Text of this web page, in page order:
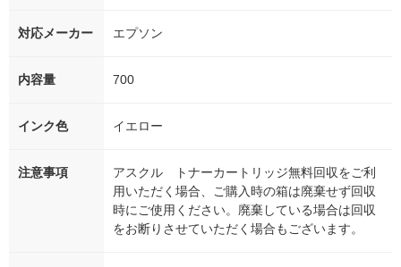
対応メーカー エプソン
内容量 700
インク色 イエロー
注意事項
アスクル トナーカートリッジ無料回収をご利
用いただく場合、ご購入時の箱は廃棄せず回収
時にご使用ください。廃棄している場合は回収
をお断りさせていただく場合もございます。